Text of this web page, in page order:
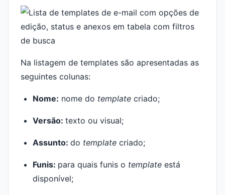
Na listagem de templates são apresentadas as
seguintes colunas:
Nome: nome do template criado;
Versão: texto ou visual;
Assunto: do template criado;
Funis: para quais funis o template está
disponível;